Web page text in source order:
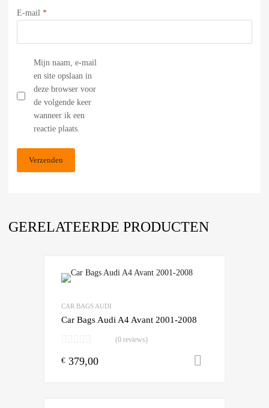
E-mail *
Mijn naam, e-mail
en site opslaan in
deze browser voor
de volgende keer
wanneer ik een
reactie plaats.
GERELATEERDE PRODUCTEN
CAR BAGS AUDI
Car Bags Audi A4 Avant 2001-2008
(0 reviews)
€ 379,00